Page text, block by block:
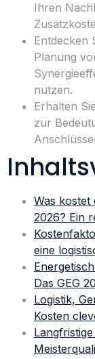
Ihren
Entdecken
Planung
nutzen.
Erhalten
zur
Was kostet
2026? Ein
eine
Das GEG
Logistik,
Kosten